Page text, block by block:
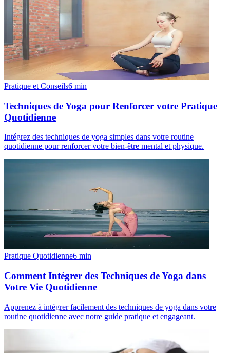
Pratique et Conseils6 min
Techniques de Yoga pour Renforcer votre Pratique
Quotidienne
Intégrez des techniques de yoga simples dans votre routine
quotidienne pour renforcer votre bien-être mental et physique.
Pratique Quotidienne6 min
Comment Intégrer des Techniques de Yoga dans
Votre Vie Quotidienne
Apprenez à intégrer facilement des techniques de yoga dans votre
routine quotidienne avec notre guide pratique et engageant.